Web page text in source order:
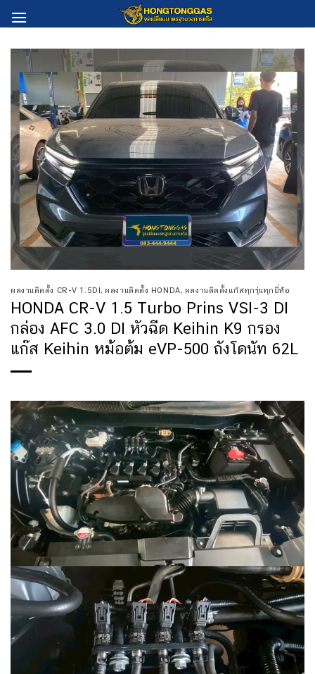
to
ผลงานติดตั้ง CR-V 1.5DI, ผลงานติดตั้ง HONDA, ผลงานติดตั้งแก๊สทุกรุ่นทุกยี่ห้อ
HONDA CR-V 1.5 Turbo Prins VSI-3 DI
กล่อง AFC 3.0 DI หัวฉีด Keihin K9 กรอง
แก๊ส Keihin หม้อต้ม eVP-500 ถังโดนัท 62L